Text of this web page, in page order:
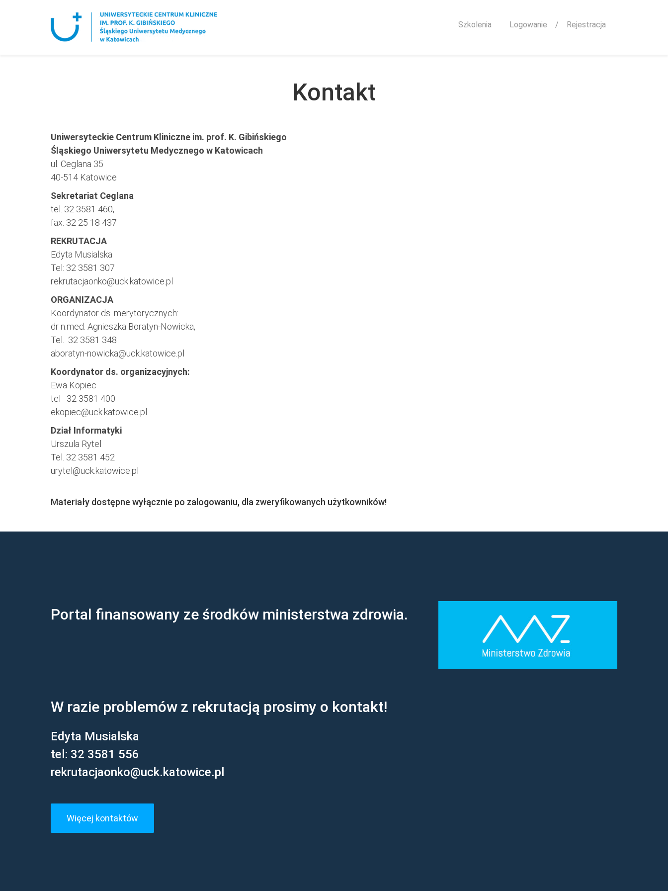
Szkolenia Logowanie / Rejestracja
Kontakt
Uniwersyteckie Centrum Kliniczne im. prof. K. Gibińskiego
Śląskiego Uniwersytetu Medycznego w Katowicach
ul. Ceglana 35
40-514 Katowice
Sekretariat Ceglana
tel. 32 3581 460,
fax. 32 25 18 437
REKRUTACJA
Edyta Musialska
Tel: 32 3581 307
rekrutacjaonko@uck.katowice.pl
ORGANIZACJA
Koordynator ds. merytorycznych:
dr n.med. Agnieszka Boratyn-Nowicka,
Tel. 32 3581 348
aboratyn-nowicka@uck.katowice.pl
Koordynator ds. organizacyjnych:
Ewa Kopiec
tel 32 3581 400
ekopiec@uck.katowice.pl
Dział Informatyki
Urszula Rytel
Tel. 32 3581 452
urytel@uck.katowice.pl
Materiały dostępne wyłącznie po zalogowaniu, dla zweryfikowanych użytkowników!
Portal finansowany ze środków ministerstwa zdrowia.
W razie problemów z rekrutacją prosimy o kontakt!
Edyta Musialska
tel: 32 3581 556
rekrutacjaonko@uck.katowice.pl
Więcej kontaktów